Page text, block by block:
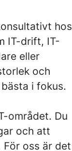
hos
IT-drift, IT-
eller
och
i fokus.
området. Du
och att
oss är det